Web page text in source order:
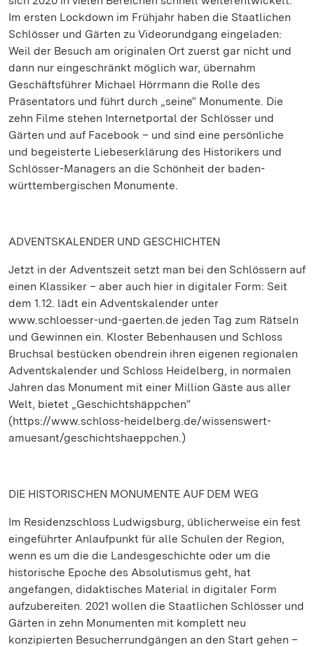
Im ersten Lockdown im Frühjahr haben die Staatlichen
Schlösser und Gärten zu Videorundgang eingeladen:
Weil der Besuch am originalen Ort zuerst gar nicht und
dann nur eingeschränkt möglich war, übernahm
Geschäftsführer Michael Hörrmann die Rolle des
Präsentators und führt durch „seine“ Monumente. Die
zehn Filme stehen Internetportal der Schlösser und
Gärten und auf Facebook – und sind eine persönliche
und begeisterte Liebeserklärung des Historikers und
Schlösser-Managers an die Schönheit der baden-
württembergischen Monumente.
ADVENTSKALENDER UND GESCHICHTEN
Jetzt in der Adventszeit setzt man bei den Schlössern auf
einen Klassiker – aber auch hier in digitaler Form: Seit
dem 1.12. lädt ein Adventskalender unter
www.schloesser-und-gaerten.de jeden Tag zum Rätseln
und Gewinnen ein. Kloster Bebenhausen und Schloss
Bruchsal bestücken obendrein ihren eigenen regionalen
Adventskalender und Schloss Heidelberg, in normalen
Jahren das Monument mit einer Million Gäste aus aller
Welt, bietet „Geschichtshäppchen“
(https://www.schloss-heidelberg.de/wissenswert-
amuesant/geschichtshaeppchen.)
DIE HISTORISCHEN MONUMENTE AUF DEM WEG
Im Residenzschloss Ludwigsburg, üblicherweise ein fest
eingeführter Anlaufpunkt für alle Schulen der Region,
wenn es um die die Landesgeschichte oder um die
historische Epoche des Absolutismus geht, hat
angefangen, didaktisches Material in digitaler Form
aufzubereiten. 2021 wollen die Staatlichen Schlösser und
Gärten in zehn Monumenten mit komplett neu
konzipierten Besucherrundgängen an den Start gehen –